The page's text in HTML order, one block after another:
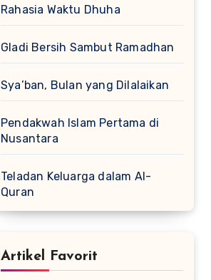
Rahasia Waktu Dhuha
Gladi Bersih Sambut Ramadhan
Sya’ban, Bulan yang Dilalaikan
Pendakwah Islam Pertama di
Nusantara
Teladan Keluarga dalam Al-
Quran
Artikel Favorit